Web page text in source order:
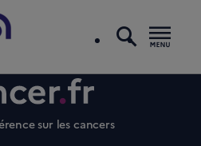
sur les cancers